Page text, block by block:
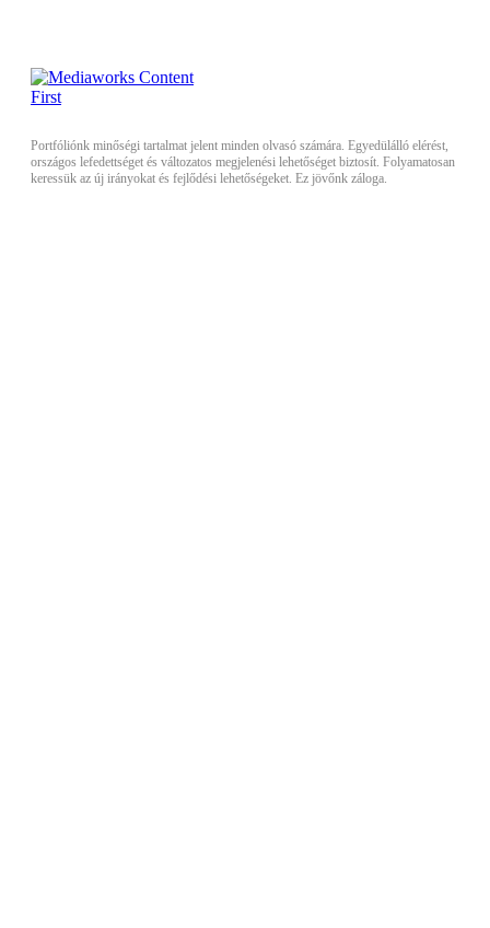
Portfóliónk minőségi tartalmat jelent minden olvasó számára. Egyedülálló elérést,
országos lefedettséget és változatos megjelenési lehetőséget biztosít. Folyamatosan
keressük az új irányokat és fejlődési lehetőségeket. Ez jövőnk záloga.